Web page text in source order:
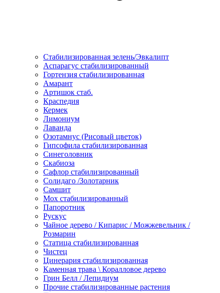
Стабилизированная зелень/Эвкалипт
Аспарагус стабилизированный
Гортензия стабилизированная
Амарант
Артишок стаб.
Краспедия
Кермек
Лимониум
Лаванда
Озотамнус (Рисовый цветок)
Гипсофила стабилизированная
Синеголовник
Скабиоза
Сафлор стабилизированный
Солидаго /Золотарник
Самшит
Мох стабилизированный
Папоротник
Рускус
Чайное дерево / Кипарис / Можжевельник /
Розмарин
Статица стабилизированная
Чистец
Цинерария стабилизированная
Каменная трава \ Коралловое дерево
Грин Белл / Лепидиум
Прочие стабилизированные растения